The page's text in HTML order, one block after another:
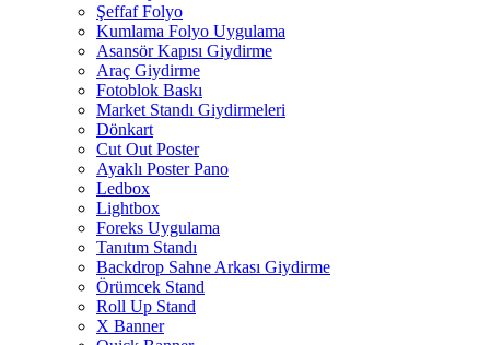
Şeffaf Folyo
Kumlama Folyo Uygulama
Asansör Kapısı Giydirme
Araç Giydirme
Fotoblok Baskı
Market Standı Giydirmeleri
Dönkart
Cut Out Poster
Ayaklı Poster Pano
Ledbox
Lightbox
Foreks Uygulama
Tanıtım Standı
Backdrop Sahne Arkası Giydirme
Örümcek Stand
Roll Up Stand
X Banner